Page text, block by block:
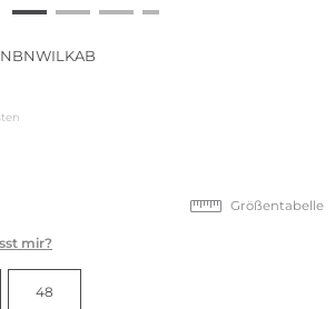
Größentabelle
mir?
48